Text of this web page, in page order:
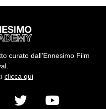
curato dall'Ennesimo Film
clicca qui